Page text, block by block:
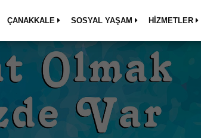
ÇANAKKALE SOSYAL YAŞAM HİZMETLER